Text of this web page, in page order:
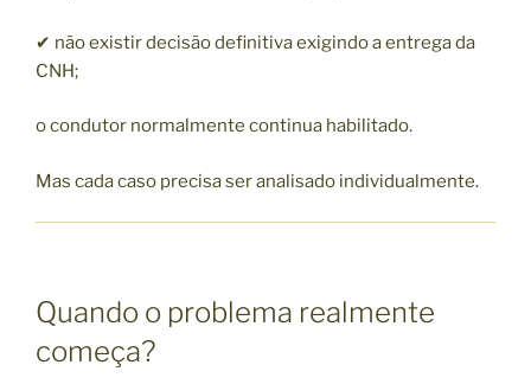
✔ não existir decisão definitiva exigindo a entrega da
CNH;
o condutor normalmente continua habilitado.
Mas cada caso precisa ser analisado individualmente.
Quando o problema realmente
começa?